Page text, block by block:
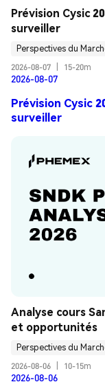
Prévision Cysic
surveiller
Perspectives du
2026-08-07
15-20m
2026-08-07
Prévision Cysic
surveiller
Analyse cours
et opportunités
Perspectives du
2026-08-06
10-15m
2026-08-06